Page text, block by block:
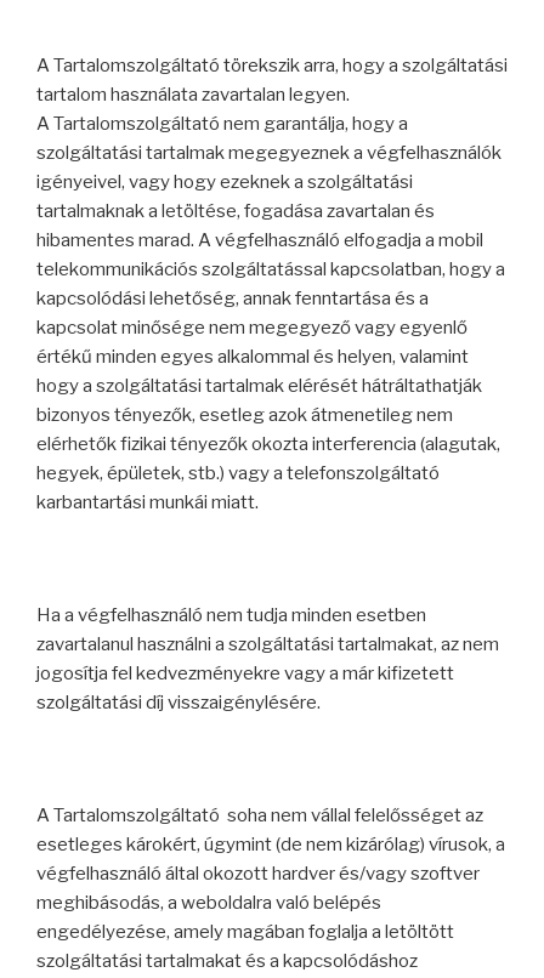
A Tartalomszolgáltató törekszik arra, hogy a szolgáltatási
tartalom használata zavartalan legyen.
A Tartalomszolgáltató nem garantálja, hogy a
szolgáltatási tartalmak megegyeznek a végfelhasználók
igényeivel, vagy hogy ezeknek a szolgáltatási
tartalmaknak a letöltése, fogadása zavartalan és
hibamentes marad. A végfelhasználó elfogadja a mobil
telekommunikációs szolgáltatással kapcsolatban, hogy a
kapcsolódási lehetőség, annak fenntartása és a
kapcsolat minősége nem megegyező vagy egyenlő
értékű minden egyes alkalommal és helyen, valamint
hogy a szolgáltatási tartalmak elérését hátráltathatják
bizonyos tényezők, esetleg azok átmenetileg nem
elérhetők fizikai tényezők okozta interferencia (alagutak,
hegyek, épületek, stb.) vagy a telefonszolgáltató
karbantartási munkái miatt.
Ha a végfelhasználó nem tudja minden esetben
zavartalanul használni a szolgáltatási tartalmakat, az nem
jogosítja fel kedvezményekre vagy a már kifizetett
szolgáltatási díj visszaigénylésére.
A Tartalomszolgáltató soha nem vállal felelősséget az
esetleges károkért, úgymint (de nem kizárólag) vírusok, a
végfelhasználó által okozott hardver és/vagy szoftver
meghibásodás, a weboldalra való belépés
engedélyezése, amely magában foglalja a letöltött
szolgáltatási tartalmakat és a kapcsolódáshoz